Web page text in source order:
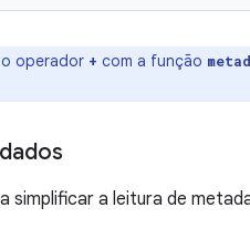
operador + com a função
a leitura de